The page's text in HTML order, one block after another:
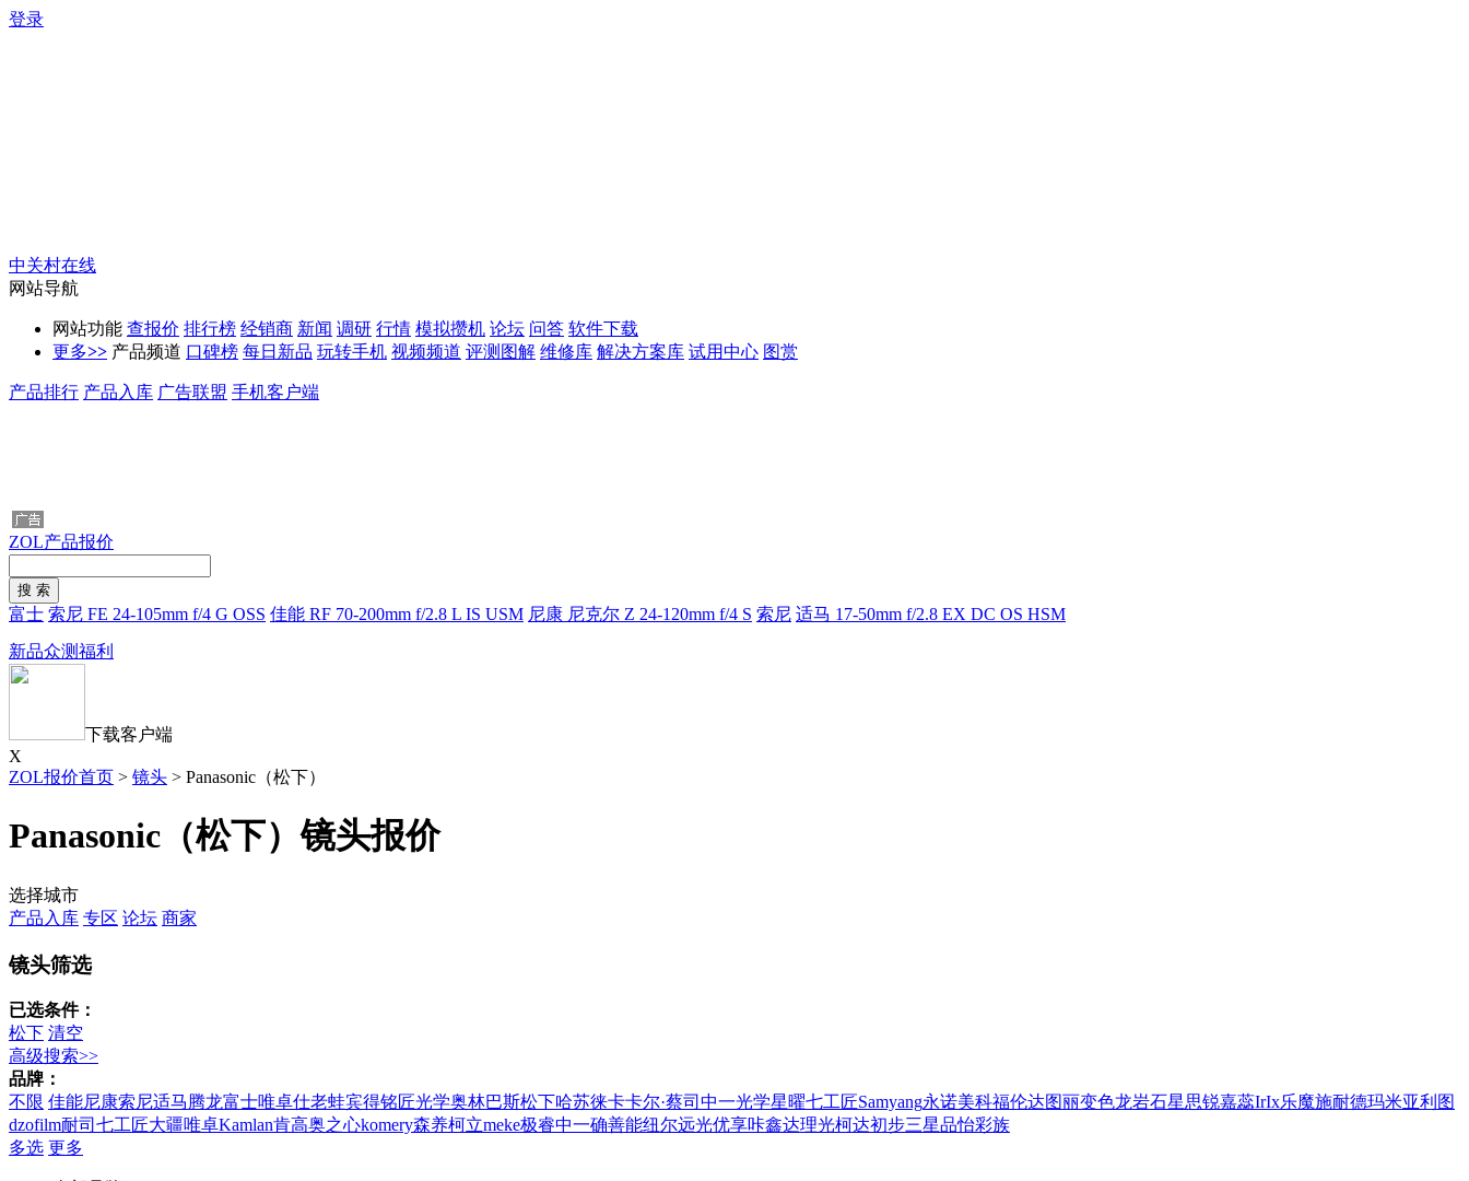
登录
中关村在线
网站导航
网站功能 查报价 排行榜 经销商 新闻 调研 行情 模拟攒机 论坛 问答 软件下载
更多>> 产品频道 口碑榜 每日新品 玩转手机 视频频道 评测图解 维修库 解决方案库 试用中心 图赏
产品排行 产品入库 广告联盟 手机客户端
ZOL产品报价
富士 索尼 FE 24-105mm f/4 G OSS 佳能 RF 70-200mm f/2.8 L IS USM 尼康 尼克尔 Z 24-120mm f/4 S 索尼 适马 17-50mm f/2.8 EX DC OS HSM
新品众测福利
下载客户端
X
ZOL报价首页 > 镜头 > Panasonic（松下）
Panasonic（松下）镜头报价
选择城市
产品入库 专区 论坛 商家
镜头筛选
已选条件：
松下 清空
高级搜索>>
品牌：
不限 佳能尼康索尼适马腾龙富士唯卓仕老蛙宾得铭匠光学奥林巴斯松下哈苏徕卡卡尔·蔡司 中一光学星曜七工匠Samyang永诺美科福伦达图丽变色龙岩石星思锐嘉蕊IrIx乐魔施耐德玛米亚利图
dzofilm耐司 七工匠大疆唯卓Kamlan肯高奥之心komery森养柯立meke极睿中一确善能纽尔远光优享咔鑫达理光柯达初步三星品怡彩族
多选 更多